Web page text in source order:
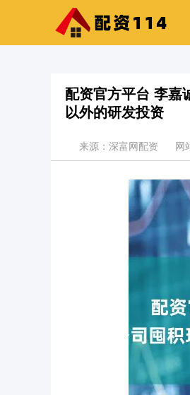
配资官方平台 李嘉
以外的研发投资
来源：深富网配资 网